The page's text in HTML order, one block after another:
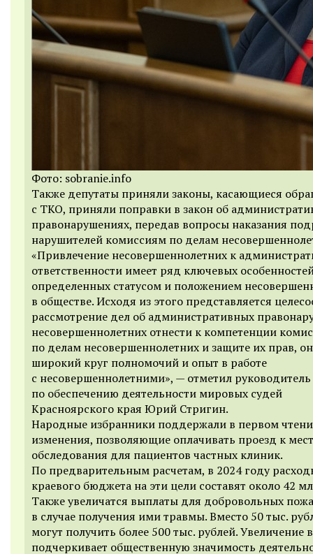
Фото: sobranie.info
Также депутаты приняли законы, касающиеся
с ТКО, приняли поправки в закон об
правонарушениях, передав вопросы наказания
нарушителей комиссиям по делам
«Привлечение несовершеннолетних к
ответственности имеет ряд ключевых
определенных статусом и положением
в обществе. Исходя из этого представляется
рассмотрение дел об административных
несовершеннолетних отнести к компетенции
по делам несовершеннолетних и защите их прав,
широкий круг полномочий и опыт в работе
с несовершеннолетними», — отметил руководитель
по обеспечению деятельности мировых судей
Красноярского края Юрий Стригин.
Народные избранники поддержали в первом
изменения, позволяющие оплачивать проезд к
обследования для пациентов частных клиник.
По предварительным расчетам, в 2024 году
краевого бюджета на эти цели составят около 42
Также увеличатся выплаты для добровольных
в случае получения ими травмы. Вместо 50 тыс.
могут получить более 500 тыс. рублей. Увеличение
подчеркивает общественную значимость